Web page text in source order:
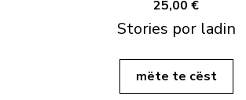
25,00 €
Stories por ladin
mëte te cëst